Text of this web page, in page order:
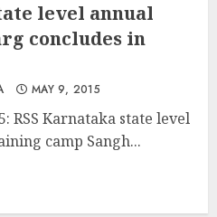
level annual
concludes in
MAY 9, 2015
RSS Karnataka state level
camp Sangh...